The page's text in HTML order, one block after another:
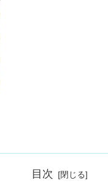
目次